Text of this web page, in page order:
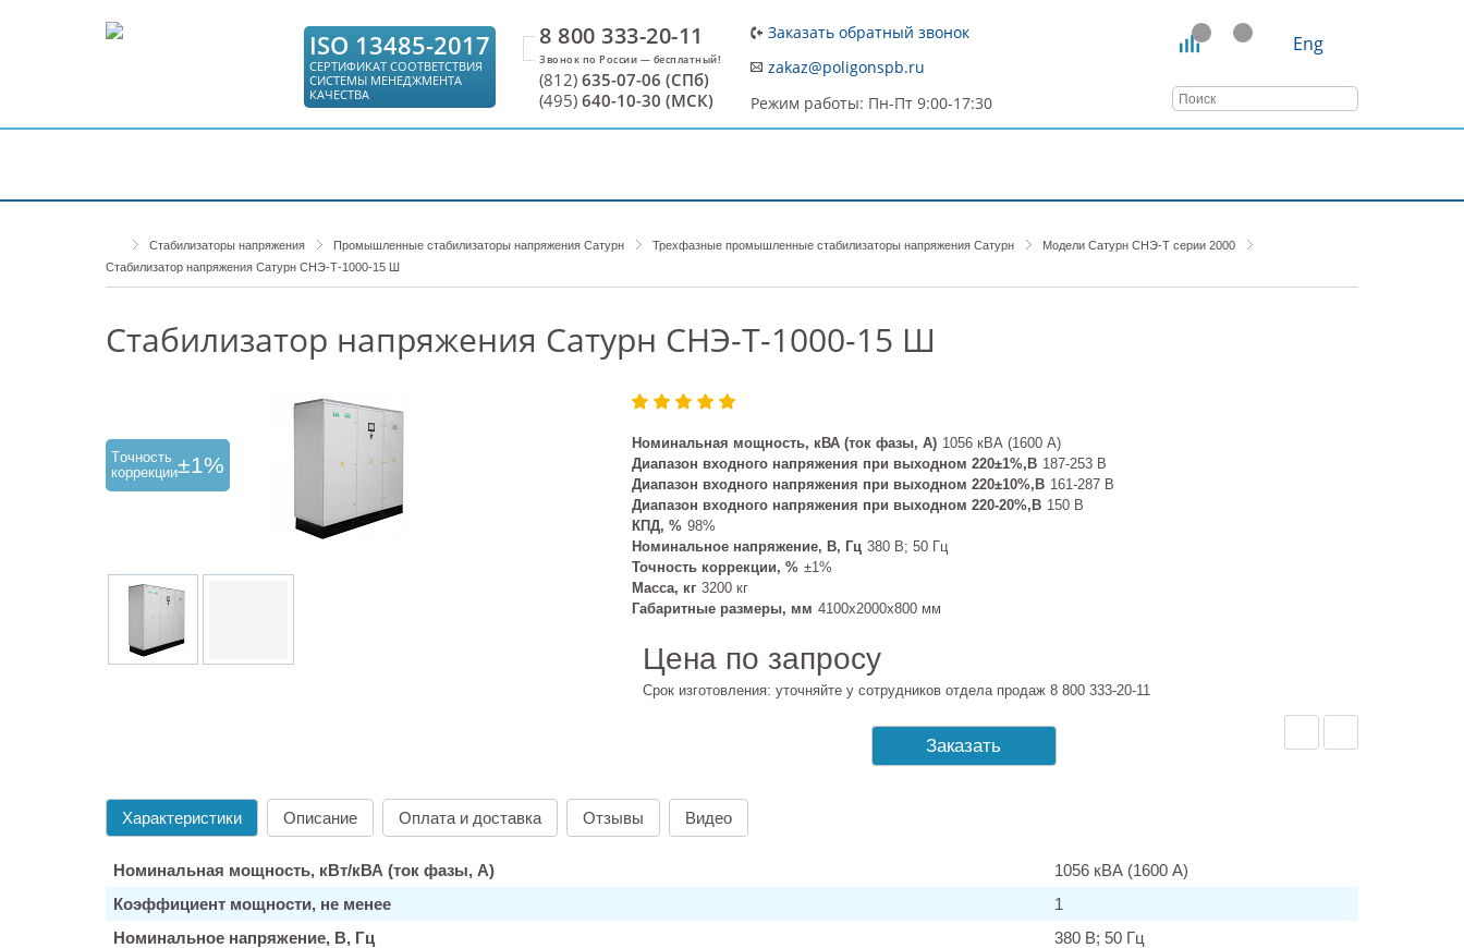
ISO 13485-2017
СЕРТИФИКАТ СООТВЕТСТВИЯ
СИСТЕМЫ МЕНЕДЖМЕНТА
КАЧЕСТВА
8 800 333-20-11
(812) 635-07-06 (СПб)
(495) 640-10-30 (МСК)
Заказать обратный звонок
zakaz@poligonspb.ru
Режим работы: Пн-Пт 9:00-17:30
Eng
Стабилизаторы напряжения Промышленные стабилизаторы напряжения Сатурн Трехфазные промышленные стабилизаторы напряжения Сатурн
Модели Сатурн СНЭ-Т серии 2000
Стабилизатор напряжения Сатурн СНЭ-Т-1000-15 Ш
Стабилизатор напряжения Сатурн СНЭ-Т-1000-15 Ш
Tочность
коррекции±1%
Номинальная мощность, кВА (ток фазы, А) 1056 кВА (1600 А)
Диапазон входного напряжения при выходном 220±1%,В 187-253 В
Диапазон входного напряжения при выходном 220±10%,В 161-287 В
Диапазон входного напряжения при выходном 220-20%,В 150 В
КПД, % 98%
Номинальное напряжение, В, Гц 380 В; 50 Гц
Точность коррекции, % ±1%
Масса, кг 3200 кг
Габаритные размеры, мм 4100х2000х800 мм
Цена по запросу
Срок изготовления: уточняйте у сотрудников отдела продаж 8 800 333-20-11
Заказать
Характеристики Описание Оплата и доставка Отзывы Видео
Номинальная мощность, кВт/кВА (ток фазы, А)
1056 кВА (1600 А)
Коэффициент мощности, не менее
1
Номинальное напряжение, В, Гц
380 В; 50 Гц